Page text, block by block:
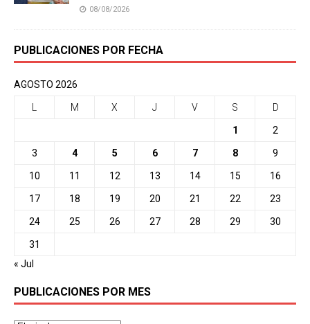
08/08/2026
PUBLICACIONES POR FECHA
AGOSTO 2026
M X J V S D
1 2
3 4 5 6 7 8 9
10 11 12 13 14 15 16
17 18 19 20 21 22 23
24 25 26 27 28 29 30
31
« Jul
PUBLICACIONES POR MES